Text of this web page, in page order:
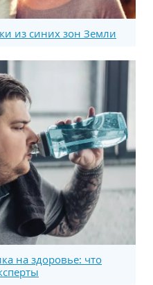
из синих зон Земли
на здоровье: что